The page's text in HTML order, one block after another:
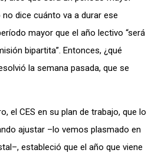
dice cuánto va a durar ese
mayor que el año lectivo “será
bipartita”. Entonces, ¿qué
la semana pasada, que se
el CES en su plan de trabajo, que lo
ajustar –lo vemos plasmado en
estableció que el año que viene